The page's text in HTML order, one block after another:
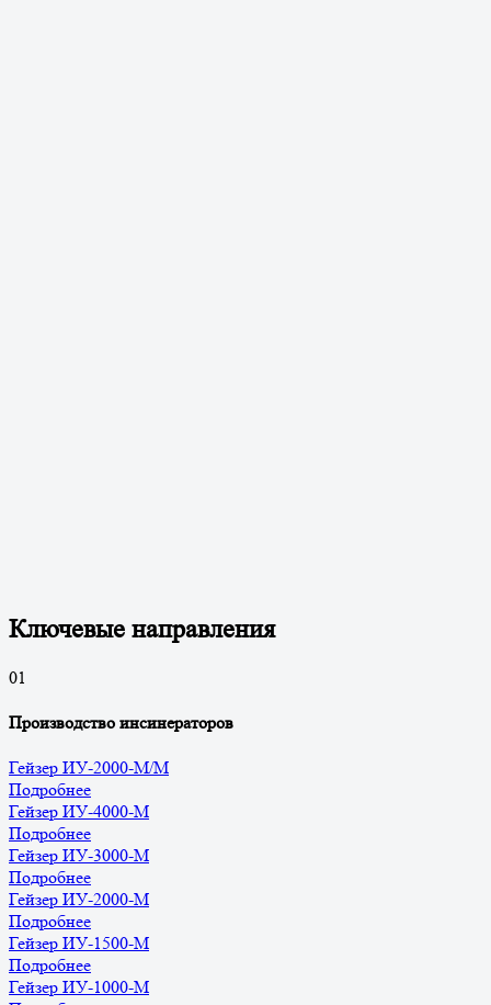
Ключевые направления
01
Производство инсинераторов
Гейзер ИУ-2000-М/М
Подробнее
Гейзер ИУ-4000-М
Подробнее
Гейзер ИУ-3000-М
Подробнее
Гейзер ИУ-2000-М
Подробнее
Гейзер ИУ-1500-М
Подробнее
Гейзер ИУ-1000-М